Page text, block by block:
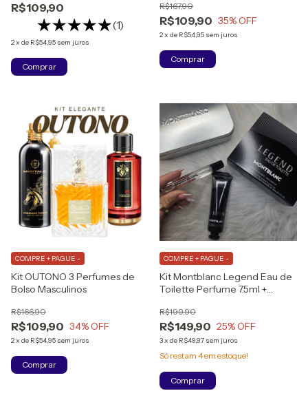
R$109,90
(1)
2x de R$54,95 sem juros
Comprar
R$109,90
R$167,90
35% OFF
2x de R$54,95 sem juros
Comprar
Kit OUTONO 3 Perfumes de
Bolso Masculinos
R$109,90
R$166,90
34% OFF
2x de R$54,95 sem juros
COMPRE + PAGUE -
Comprar
Kit Montblanc Legend Eau de
Toilette Perfume 7.5ml +
R$149,90
R$199,90
25% OFF
3x de R$49,97 sem juros
COMPRE + PAGUE -
Só restam 4em estoque!